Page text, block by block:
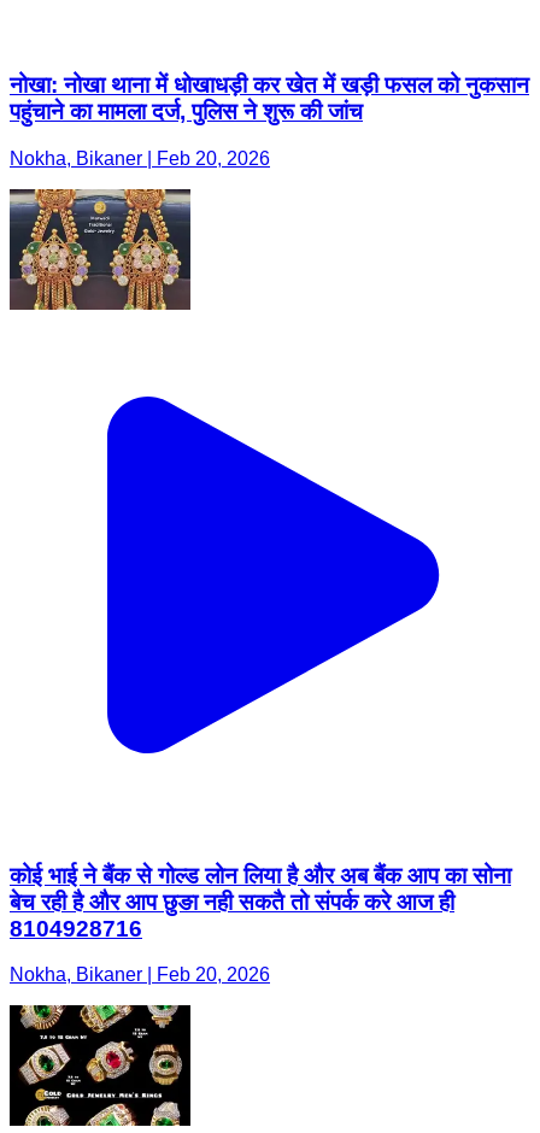
नोखा: नोखा थाना में धोखाधड़ी कर खेत में खड़ी फसल को नुकसान
पहुंचाने का मामला दर्ज, पुलिस ने शुरू की जांच
Nokha, Bikaner | Feb 20, 2026
कोई भाई ने बैंक से गोल्ड लोन लिया है और अब बैंक आप का सोना
बेच रही है और आप छुङा नही सकतै तो संपर्क करे आज ही
8104928716
Nokha, Bikaner | Feb 20, 2026